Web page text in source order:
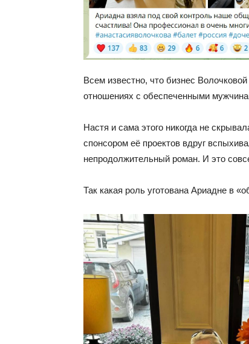
Всем известно, что бизнес
отношениях с обеспеченными
Настя и сама этого никогда не
спонсором её проектов вдруг
непродолжительный роман. И это
Так какая роль уготована Ариадне в